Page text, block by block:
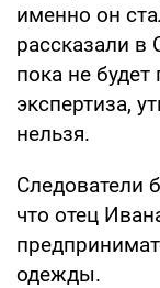
именно он
рассказали в
пока не будет
экспертиза,
нельзя.
Следователи
что отец
одежды.